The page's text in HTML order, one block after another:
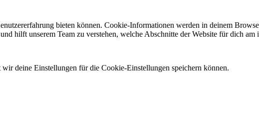
bieten können. Cookie-Informationen werden in deinem
hilft unserem Team zu verstehen, welche Abschnitte der Website für dich am
deine Einstellungen für die Cookie-Einstellungen speichern können.